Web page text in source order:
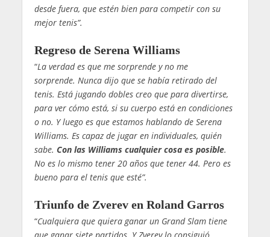
desde fuera, que estén bien para competir con su
mejor tenis”.
Regreso de Serena Williams
“La verdad es que me sorprende y no me
sorprende. Nunca dijo que se había retirado del
tenis. Está jugando dobles creo que para divertirse,
para ver cómo está, si su cuerpo está en condiciones
o no. Y luego es que estamos hablando de Serena
Williams. Es capaz de jugar en individuales, quién
sabe. Con las Williams cualquier cosa es posible.
No es lo mismo tener 20 años que tener 44. Pero es
bueno para el tenis que esté”.
Triunfo de Zverev en Roland Garros
“Cualquiera que quiera ganar un Grand Slam tiene